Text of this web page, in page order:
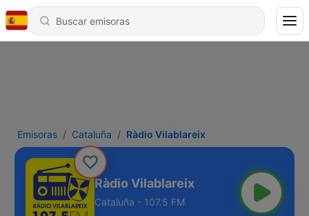
Emisoras Cataluña Ràdio Vilablareix
Ràdio Vilablareix
Cataluña - 107.5 FM